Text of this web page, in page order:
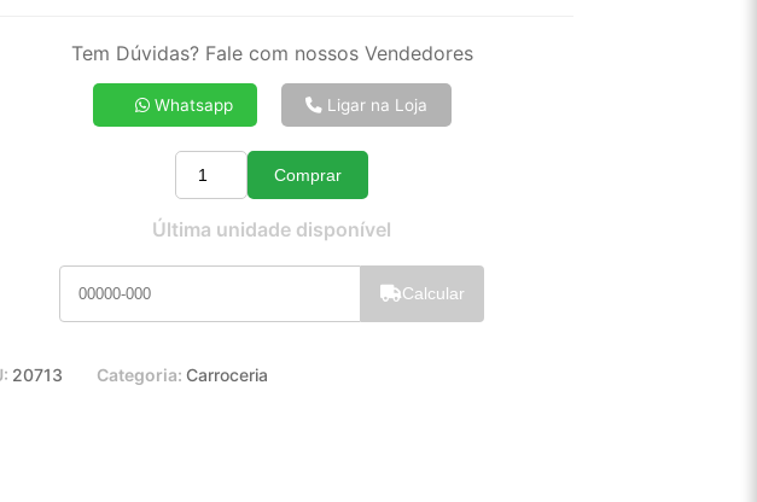
8x de R$ 19,52
10x de R$ 15,82
12x de R$ 13,38
Tem Dúvidas? Fale com nossos Vendedores
Whatsapp Ligar na Loja
Quantidade
Comprar
Última unidade disponível
Calcular
20713 Categoria: Carroceria